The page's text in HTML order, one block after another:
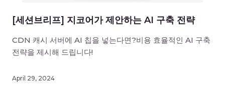
[세션브리프] 지코어가 제안하는 AI 구축 전략
CDN 캐시 서버에 AI 칩을 넣는다면?비용 효율적인 AI 구축
전략을 제시해 드립니다!
April 29, 2024